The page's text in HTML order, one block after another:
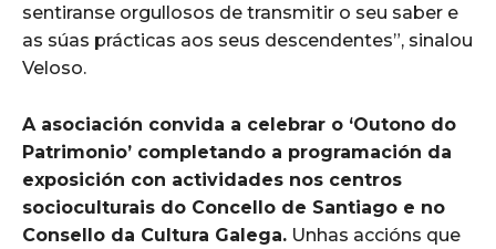
sentiranse orgullosos de transmitir o seu saber e
as súas prácticas aos seus descendentes”, sinalou
Veloso.
A asociación convida a celebrar o ‘Outono do
Patrimonio’ completando a programación da
exposición con actividades nos centros
socioculturais do Concello de Santiago e no
Consello da Cultura Galega. Unhas accións que